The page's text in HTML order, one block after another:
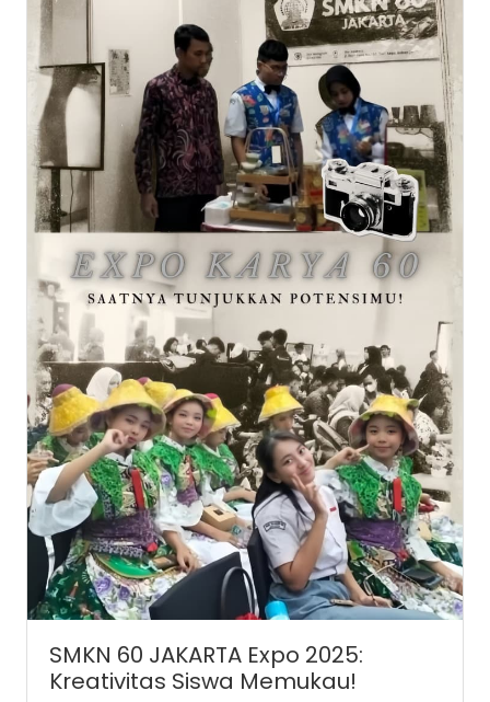
SMKN 60 JAKARTA Expo 2025:
Kreativitas Siswa Memukau!